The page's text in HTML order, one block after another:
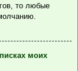
то любые
моих